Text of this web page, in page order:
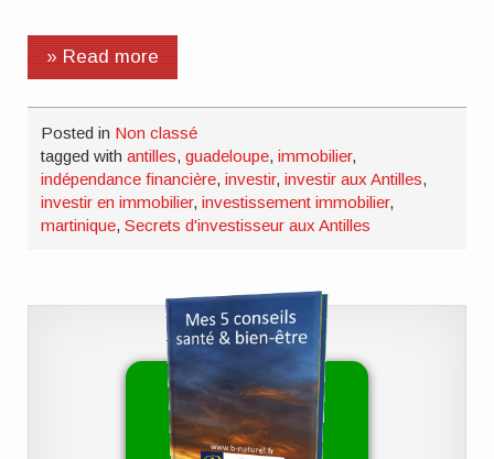
» Read more
Posted in Non classé
tagged withantilles,guadeloupe,immobilier,
indépendance financière,investir,investir aux Antilles,
investir en immobilier,investissement immobilier,
martinique,Secrets d'investisseur aux Antilles